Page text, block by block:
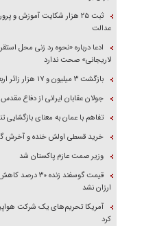
ثبت ۲۵ هزار شکایت آموزش و
عدالت
ادعا درباره «نحوه رد زنی محل
لاریجانی» صحت ندارد
بازگشت ۳ میلیون و ۱۷ هزار زائر اربعین به کشور
جولان عقابان ایرانی از دفاع
تفاهم با عمان به معنای بازگشایی
خرید قسطی اولش خنده و آخرش
وزیر صمت عازم پاکستان شد
قیمت گوسفند زنده
ارزان نشد
آمریکا تحریم‌های یک شرکت
کرد